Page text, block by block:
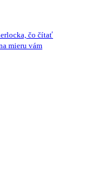
čo čítať
mieru vám